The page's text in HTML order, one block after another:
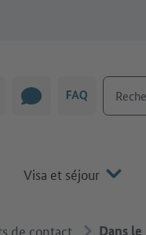
CHAT FAQ
Visa et séjour
de contact Dans